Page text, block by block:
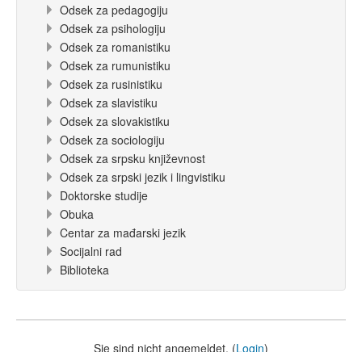
Odsek za pedagogiju
Odsek za psihologiju
Odsek za romanistiku
Odsek za rumunistiku
Odsek za rusinistiku
Odsek za slavistiku
Odsek za slovakistiku
Odsek za sociologiju
Odsek za srpsku književnost
Odsek za srpski jezik i lingvistiku
Doktorske studije
Obuka
Centar za mađarski jezik
Socijalni rad
Biblioteka
Sie sind nicht angemeldet. (Login)